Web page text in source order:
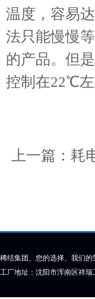
温度，容易
法只能慢慢
的产品。但
控制在22℃
上一篇： 耗
稀结集团、您的选择、我们
工厂地址：沈阳市浑南区祥